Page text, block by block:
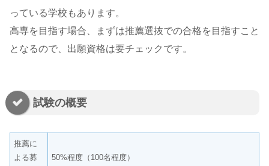
っている学校もあります。
高専を目指す場合、まずは推薦選抜での合格を目指すこと
となるので、出願資格は要チェックです。
試験の概要
推薦に
よる募
50%程度（100名程度）